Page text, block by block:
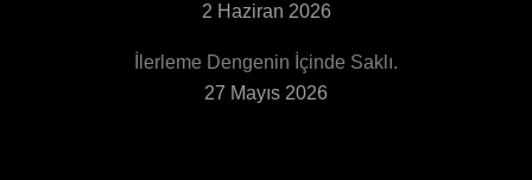
2 Haziran 2026
İlerleme Dengenin İçinde Saklı.
27 Mayıs 2026